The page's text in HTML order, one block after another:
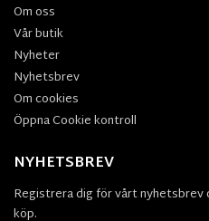
Om oss
Vår butik
Nyheter
Nyhetsbrev
Om cookies
Öppna Cookie kontroll
NYHETSBREV
Registrera dig för vårt
köp.